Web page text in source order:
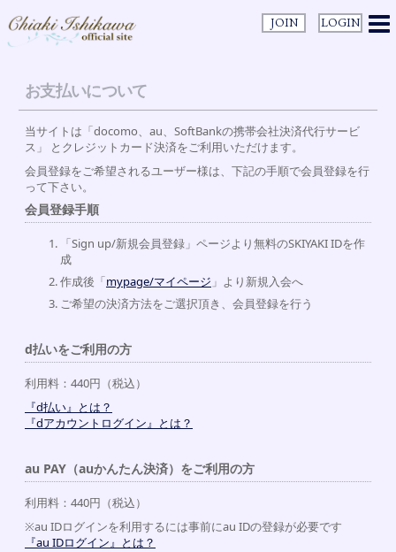
JOIN LOGIN
お支払いについて
当サイトは「docomo、au、SoftBankの携帯会社決済代行サービ
ス」 とクレジットカード決済をご利用いただけます。
会員登録をご希望されるユーザー様は、下記の手順で会員登録を行
って下さい。
会員登録手順
「Sign up/新規会員登録」ページより無料のSKIYAKI IDを作
成
作成後「mypage/マイページ 」より新規入会へ
ご希望の決済方法をご選択頂き、会員登録を行う
d払いをご利用の方
利用料：440円（税込）
『d払い』とは？
『dアカウントログイン』とは？
au PAY（auかんたん決済）をご利用の方
利用料：440円（税込）
※au IDログインを利用するには事前にau IDの登録が必要です
『au IDログイン』とは？